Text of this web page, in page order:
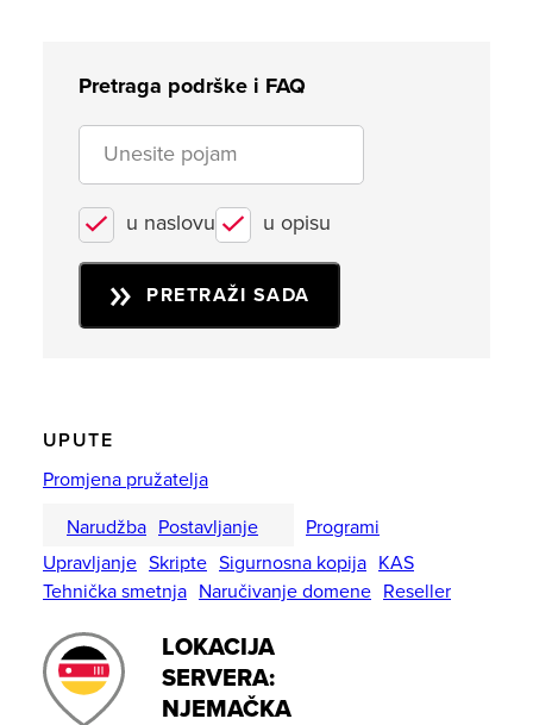
Pretraga podrške i FAQ
u naslovu u opisu
PRETRAŽI SADA
UPUTE
Promjena pružatelja
Narudžba Postavljanje
Programi
Upravljanje Skripte Sigurnosna kopija KAS
Tehnička smetnja Naručivanje domene Reseller
LOKACIJA
SERVERA:
NJEMAČKA